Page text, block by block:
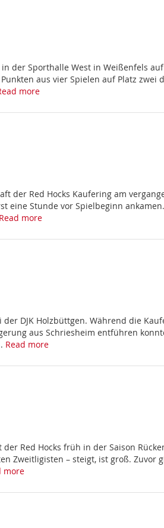
der Sporthalle West in Weißenfels
aus vier Spielen auf Platz
more
Red Hocks Kaufering am
Stunde vor Spielbeginn
Read more
DJK Holzbüttgen. Während die
aus Schriesheim entführen
Read more
Red Hocks früh in der Saison
Zweitligisten – steigt, ist groß. Zuvor
more